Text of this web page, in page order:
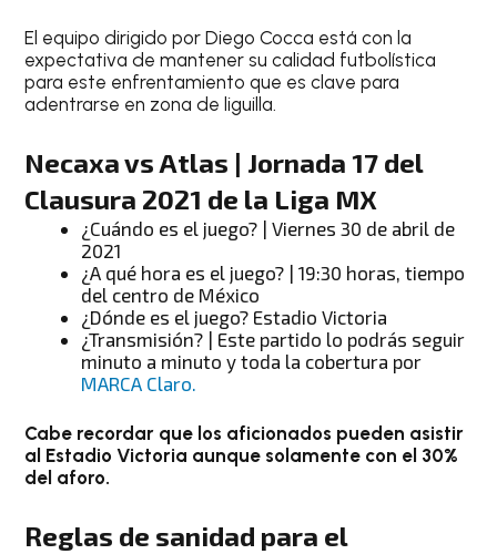
El equipo dirigido por Diego Cocca está con la
expectativa de mantener su calidad futbolística
para este enfrentamiento que es clave para
adentrarse en zona de liguilla.
Necaxa vs Atlas | Jornada 17 del
Clausura 2021 de la Liga MX
¿Cuándo es el juego? | Viernes 30 de abril de
2021
¿A qué hora es el juego? | 19:30 horas, tiempo
del centro de México
¿Dónde es el juego? Estadio Victoria
¿Transmisión? | Este partido lo podrás seguir
minuto a minuto y toda la cobertura por
MARCA Claro.
Cabe recordar que los aficionados pueden asistir
al Estadio Victoria aunque solamente con el 30%
del aforo.
Reglas de sanidad para el